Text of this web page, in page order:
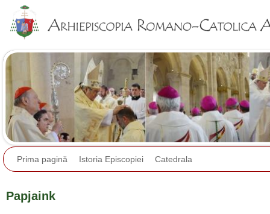
Prima pagină Istoria Episcopiei Catedrala
Papjaink